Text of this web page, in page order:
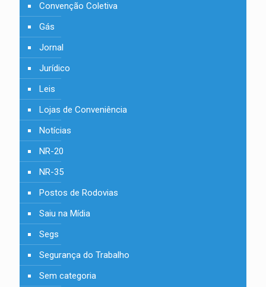
Convenção Coletiva
Gás
Jornal
Jurídico
Leis
Lojas de Conveniência
Notícias
NR-20
NR-35
Postos de Rodovias
Saiu na Mídia
Segs
Segurança do Trabalho
Sem categoria